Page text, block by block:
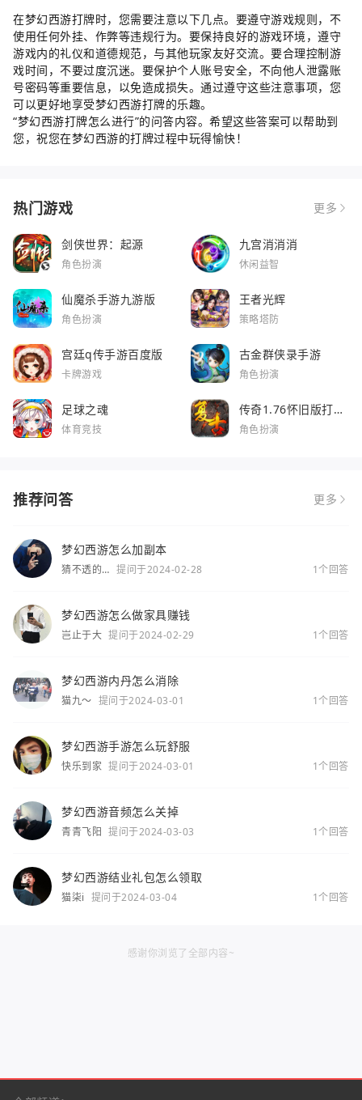
在梦幻西游打牌时，您需要注意以下几点。要遵守游戏规则，不
使用任何外挂、作弊等违规行为。要保持良好的游戏环境，遵守
游戏内的礼仪和道德规范，与其他玩家友好交流。要合理控制游
戏时间，不要过度沉迷。要保护个人账号安全，不向他人泄露账
号密码等重要信息，以免造成损失。通过遵守这些注意事项，您
可以更好地享受梦幻西游打牌的乐趣。
“梦幻西游打牌怎么进行”的问答内容。希望这些答案可以帮助到
您，祝您在梦幻西游的打牌过程中玩得愉快！
热门游戏 更多
剑侠世界：起源
角色扮演
九宫消消消
休闲益智
仙魔杀手游九游版
角色扮演
王者光辉
策略塔防
宫廷q传手游百度版
卡牌游戏
古金群侠录手游
角色扮演
足球之魂
体育竞技
传奇1.76怀旧版打金
服
角色扮演
推荐问答 更多
梦幻西游怎么加副本
猜不透的
提问于2024-02-28 1个回答
梦幻西游怎么做家具赚钱
岂止于大 提问于2024-02-29 1个回答
梦幻西游内丹怎么消除
猫九～ 提问于2024-03-01 1个回答
梦幻西游手游怎么玩舒服
快乐到家 提问于2024-03-01 1个回答
梦幻西游音频怎么关掉
青青飞阳 提问于2024-03-03 1个回答
梦幻西游结业礼包怎么领取
猫柒i 提问于2024-03-04 1个回答
感谢你浏览了全部内容~